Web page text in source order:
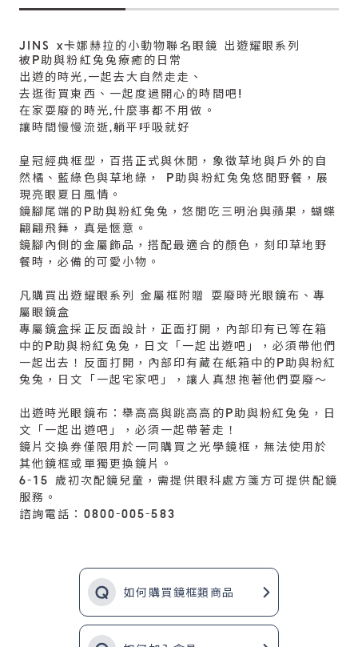
JINS x卡娜赫拉的小動物聯名眼鏡 出遊耀眼系列
被P助與粉紅兔兔療癒的日常
出遊的時光,一起去大自然走走、
去逛街買東西、一起度過開心的時間吧!
在家耍廢的時光,什麼事都不用做。
讓時間慢慢流逝,躺平呼吸就好
皇冠經典框型，百搭正式與休閒，象徵草地與戶外的自
然橘、藍綠色與草地綠， P助與粉紅兔兔悠閒野餐，展
現亮眼夏日風情。
鏡腳尾端的P助與粉紅兔兔，悠閒吃三明治與蘋果，蝴蝶
翩翩飛舞，真是愜意。
鏡腳內側的金屬飾品，搭配最適合的顏色，刻印草地野
餐時，必備的可愛小物。
凡購買出遊耀眼系列 金屬框附贈 耍廢時光眼鏡布、專
屬眼鏡盒
專屬鏡盒採正反面設計，正面打開，內部印有已等在箱
中的P助與粉紅兔兔，日文「一起出遊吧」，必須帶他們
一起出去！反面打開，內部印有藏在紙箱中的P助與粉紅
兔兔，日文「一起宅家吧」，讓人真想抱著他們耍廢～
出遊時光眼鏡布：舉高高與跳高高的P助與粉紅兔兔，日
文「一起出遊吧」，必須一起帶著走！
鏡片交換券僅限用於一同購買之光學鏡框，無法使用於
其他鏡框或單獨更換鏡片。
6-15 歲初次配鏡兒童，需提供眼科處方箋方可提供配鏡
服務。
諮詢電話：0800-005-583
如何購買鏡框類商品